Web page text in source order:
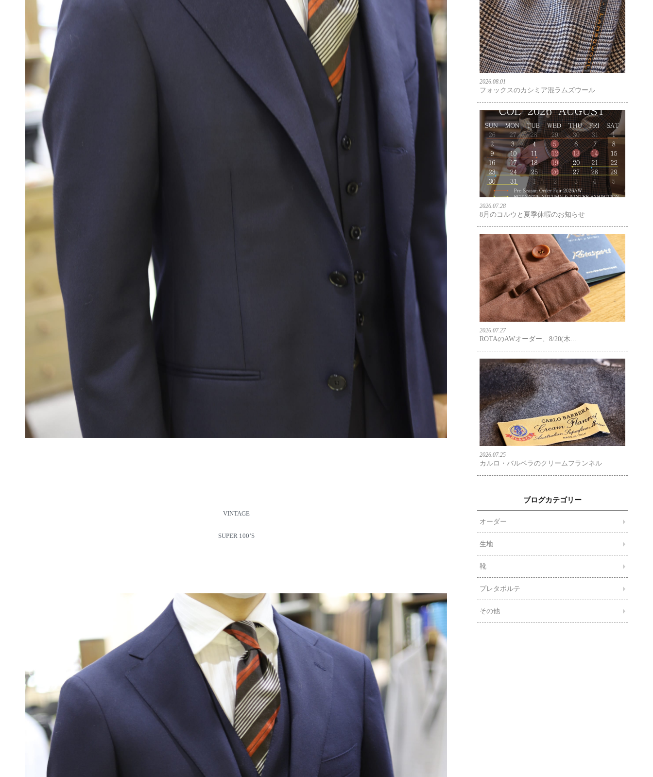
VINTAGE
SUPER 100’S
2026.08.01
フォックスのカシミア混ラムズウール
2026.07.28
8月のコルウと夏季休暇のお知らせ
2026.07.27
ROTAのAWオーダー、8/20(木...
2026.07.25
カルロ・バルベラのクリームフランネル
ブログカテゴリー
オーダー
生地
靴
プレタポルテ
その他